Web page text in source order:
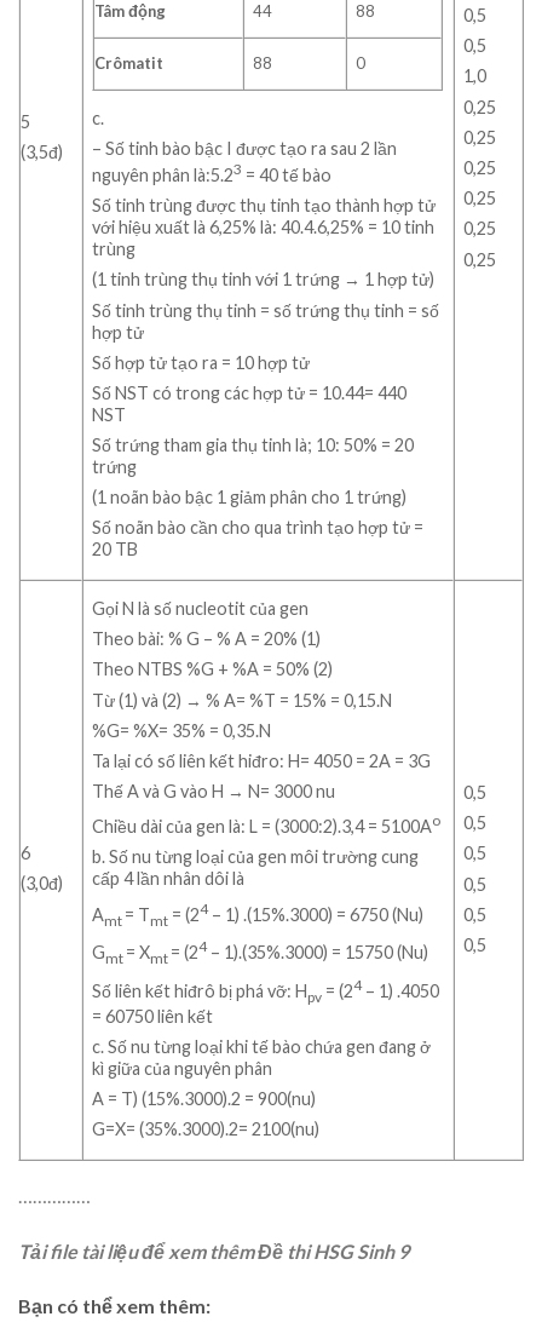
5
(3,5đ)
Tâm động 44 88
Crômatit 88 0
c.
– Số tinh bào bậc I được tạo ra sau 2 lần
nguyên phân là:5.23 = 40 tế bào
Số tinh trùng được thụ tinh tạo thành hợp tử
với hiệu xuất là 6,25% là: 40.4.6,25% = 10 tinh
trùng
(1 tinh trùng thụ tinh với 1 trứng → 1 hợp tử)
Số tinh trùng thụ tinh = số trứng thụ tinh = số
hợp tử
Số hợp tử tạo ra = 10 hợp tử
Số NST có trong các hợp tử = 10.44= 440
NST
Số trứng tham gia thụ tinh là; 10: 50% = 20
trứng
(1 noãn bào bậc 1 giảm phân cho 1 trứng)
Số noãn bào cần cho qua trình tạo hợp tử =
20 TB
0,5
0,5
1,0
0,25
0,25
0,25
0,25
0,25
0,25
6
(3,0đ)
Gọi N là số nucleotit của gen
Theo bài: % G – % A = 20% (1)
Theo NTBS %G + %A = 50% (2)
Từ (1) và (2) → % A= %T = 15% = 0,15.N
%G= %X= 35% = 0,35.N
Ta lại có số liên kết hiđro: H= 4050 = 2A = 3G
Thế A và G vào H → N= 3000 nu
Chiều dài của gen là: L = (3000:2).3,4 = 5100Ao
b. Số nu từng loại của gen môi trường cung
cấp 4 lần nhân dôi là
Amt = Tmt = (24– 1) .(15%.3000) = 6750 (Nu)
Gmt = Xmt = (24– 1).(35%.3000) = 15750 (Nu)
Số liên kết hiđrô bị phá vỡ: Hpv = (24– 1) .4050
= 60750 liên kết
c. Số nu từng loại khi tế bào chứa gen đang ở
kì giữa của nguyên phân
A = T) (15%.3000).2 = 900(nu)
G=X= (35%.3000).2= 2100(nu)
0,5
0,5
0,5
0,5
0,5
0,5
……………
Tải file tài liệu để xem thêm Đề thi HSG Sinh 9
Bạn có thể xem thêm: